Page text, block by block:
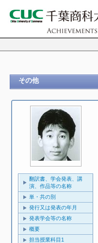
その他
翻訳書、学会発表、講
演、作品等の名称
単・共の別
発行又は発表の年月
発表学会等の名称
概要
担当授業科目1